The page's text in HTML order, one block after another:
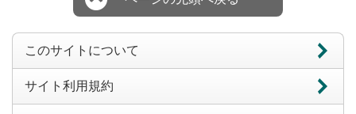
このサイトについて
サイト利用規約